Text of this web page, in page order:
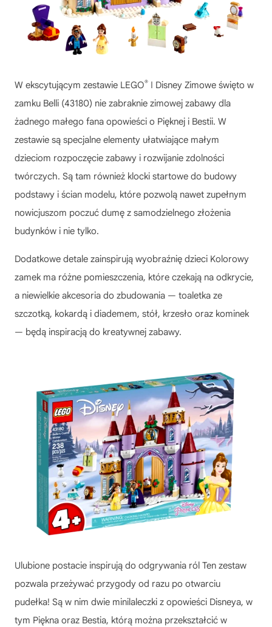
W ekscytującym zestawie LEGO® ǀ Disney Zimowe święto w
zamku Belli (43180) nie zabraknie zimowej zabawy dla
żadnego małego fana opowieści o Pięknej i Bestii. W
zestawie są specjalne elementy ułatwiające małym
dzieciom rozpoczęcie zabawy i rozwijanie zdolności
twórczych. Są tam również klocki startowe do budowy
podstawy i ścian modelu, które pozwolą nawet zupełnym
nowicjuszom poczuć dumę z samodzielnego złożenia
budynków i nie tylko.
Dodatkowe detale zainspirują wyobraźnię dzieci Kolorowy
zamek ma różne pomieszczenia, które czekają na odkrycie,
a niewielkie akcesoria do zbudowania — toaletka ze
szczotką, kokardą i diademem, stół, krzesło oraz kominek
— będą inspiracją do kreatywnej zabawy.
Ulubione postacie inspirują do odgrywania ról Ten zestaw
pozwala przeżywać przygody od razu po otwarciu
pudełka! Są w nim dwie minilaleczki z opowieści Disneya, w
tym Piękna oraz Bestia, którą można przekształcić w